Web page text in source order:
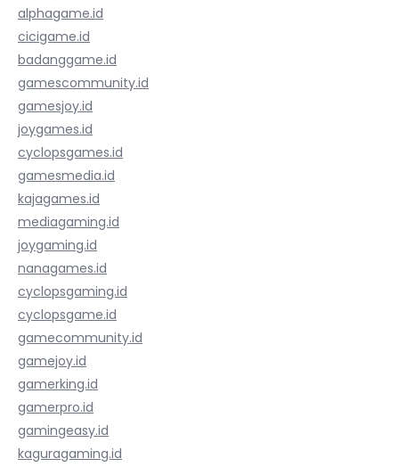
alphagame.id
cicigame.id
badanggame.id
gamescommunity.id
gamesjoy.id
joygames.id
cyclopsgames.id
gamesmedia.id
kajagames.id
mediagaming.id
joygaming.id
nanagames.id
cyclopsgaming.id
cyclopsgame.id
gamecommunity.id
gamejoy.id
gamerking.id
gamerpro.id
gamingeasy.id
kaguragaming.id